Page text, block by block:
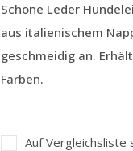
Schöne Leder
aus italienischem
geschmeidig an.
Farben.
Auf Vergleichsliste